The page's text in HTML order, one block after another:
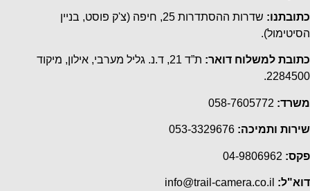
כתובתנו: שדרות ההסתדרות 25, חיפה
(צ'ק פוסט, בניין
הסיטימול).
כתובת למשלוח דואר:
ת”ד 21, ד.נ. גליל מערבי, אילון, מיקוד
2284500.
משרד: 058-7605772
שירות ותמיכה: 053-3329676
פקס: 04-9806962
דוא"ל: info@trail-camera.co.il